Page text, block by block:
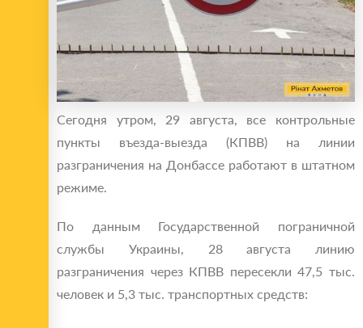
Сегодня утром, 29 августа, все контрольные
пункты въезда-выезда (КПВВ) на линии
разграничения на Донбассе работают в штатном
режиме.
По данным Государственной пограничной
службы Украины, 28 августа линию
разграничения через КПВВ пересекли 47,5 тыс.
человек и 5,3 тыс. транспортных средств: